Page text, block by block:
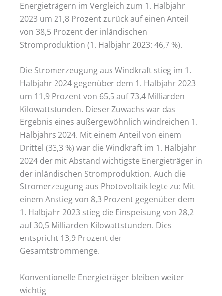
Energieträgern im Vergleich zum 1. Halbjahr
2023 um 21,8 Prozent zurück auf einen Anteil
von 38,5 Prozent der inländischen
Stromproduktion (1. Halbjahr 2023: 46,7 %).
Die Stromerzeugung aus Windkraft stieg im 1.
Halbjahr 2024 gegenüber dem 1. Halbjahr 2023
um 11,9 Prozent von 65,5 auf 73,4 Milliarden
Kilowattstunden. Dieser Zuwachs war das
Ergebnis eines außergewöhnlich windreichen 1.
Halbjahrs 2024. Mit einem Anteil von einem
Drittel (33,3 %) war die Windkraft im 1. Halbjahr
2024 der mit Abstand wichtigste Energieträger in
der inländischen Stromproduktion. Auch die
Stromerzeugung aus Photovoltaik legte zu: Mit
einem Anstieg von 8,3 Prozent gegenüber dem
1. Halbjahr 2023 stieg die Einspeisung von 28,2
auf 30,5 Milliarden Kilowattstunden. Dies
entspricht 13,9 Prozent der
Gesamtstrommenge.
Konventionelle Energieträger bleiben weiter
wichtig